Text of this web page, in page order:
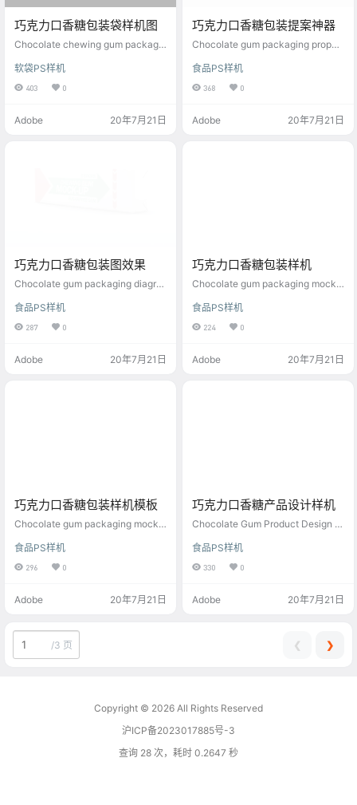
巧克力口香糖包装袋样机图
Chocolate chewing gum packagin
软袋PS样机
403 0
Adobe 20年7月21日
巧克力口香糖包装提案神器
Chocolate gum packaging propos
食品PS样机
368 0
Adobe 20年7月21日
巧克力口香糖包装图效果
Chocolate gum packaging diagra
食品PS样机
287 0
Adobe 20年7月21日
巧克力口香糖包装样机
Chocolate gum packaging mocku
食品PS样机
224 0
Adobe 20年7月21日
巧克力口香糖包装样机模板
Chocolate gum packaging mocku
食品PS样机
296 0
Adobe 20年7月21日
巧克力口香糖产品设计样机
Chocolate Gum Product Design M
食品PS样机
330 0
Adobe 20年7月21日
/3 页 ❮ ❯
Copyright © 2026 All Rights Reserved
沪ICP备2023017885号-3
查询 28 次，耗时 0.2647 秒